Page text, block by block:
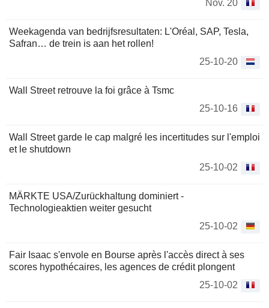
Nov. 20
Weekagenda van bedrijfsresultaten: L'Oréal, SAP, Tesla,
Safran… de trein is aan het rollen!
25-10-20
Wall Street retrouve la foi grâce à Tsmc
25-10-16
Wall Street garde le cap malgré les incertitudes sur l'emploi
et le shutdown
25-10-02
MÄRKTE USA/Zurückhaltung dominiert -
Technologieaktien weiter gesucht
25-10-02
Fair Isaac s'envole en Bourse après l'accès direct à ses
scores hypothécaires, les agences de crédit plongent
25-10-02